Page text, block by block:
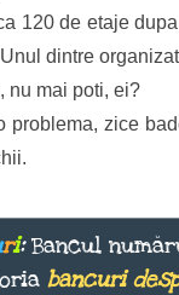
120 de etaje
dintre
nu mai poti, ei?
problema, zice
ri:Bancul
bancuri